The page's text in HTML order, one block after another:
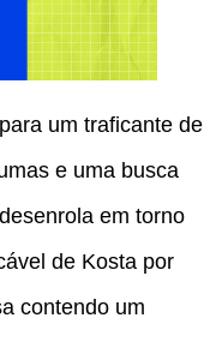
um traficante de
e uma busca
em torno
de Kosta por
contendo um